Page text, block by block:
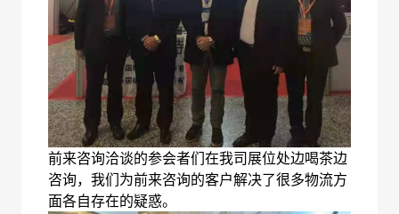
前来咨询洽谈的参会者们在我司展位处边喝茶边
咨询，我们为前来咨询的客户解决了很多物流方
面各自存在的疑惑。